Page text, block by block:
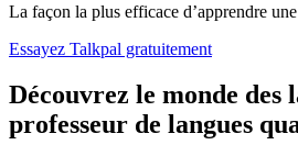
La façon la plus efficace d’apprendre
Essayez Talkpal gratuitement
Découvrez le monde des
professeur de langues